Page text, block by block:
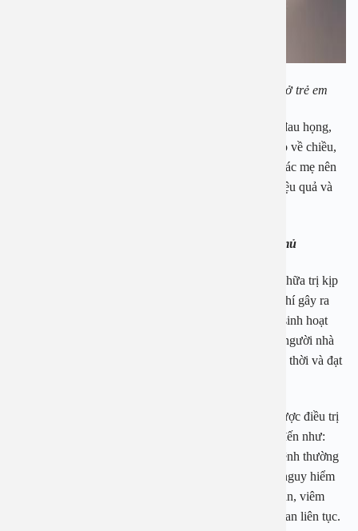
Những biểu hiện của bệnh viêm amidan dạng mủ ở trẻ em
Bên cạnh đó khi trẻ bị viêm amidan còn có biểu hiệu đau họng,
đối với những trẻ lớn thì hơi thở thường có mùi sốt cao về chiều,
thậm chí còn gây nên co giật khi sốt quá cao. Vì vậy các mẹ nên
chú ý theo dõi sức khỏe của con em mình một cách hiệu quả và
1.4 Những biến chứng của bệnh viêm amidan hốc mủ
Bệnh viêm amidan hốc mủ ở trẻ em nếu không được chữa trị kịp
thời sẽ ảnh hưởng tới sức khỏe của người bệnh thậm chí gây ra
nhiều biến chứng nguy hiểm ảnh hưởng tới sức khỏe sinh hoạt
sau này của các bé. Vì vậy khi có biểu hiện của bệnh người nhà
cần đưa các bé tới các cơ sở uy tín để được điều trị kịp thời và đạt
Bệnh viêm amidan hốc mủ ở trẻ em nếu như không được điều trị
sớm sẽ gây ra nhiều biến chứng nguy hiểm có thể kể đến như:
viêm cầu thận cấp, viêm tai, viêm xoang, viêm mũi, bệnh thường
xuyên tái phát,… Thậm chí còn có nhiều biến chứng nguy hiểm
hơn cần được kể tới như: viêm màng tim, viêm cầu thận, viêm
khớp thậm chí là rối loạn tiêu hóa kéo dài trong thời gian liên tục.